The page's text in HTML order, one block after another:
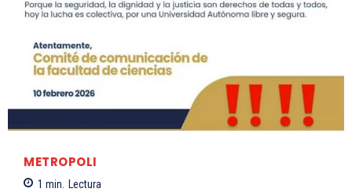
METROPOLI
1 min. Lectura